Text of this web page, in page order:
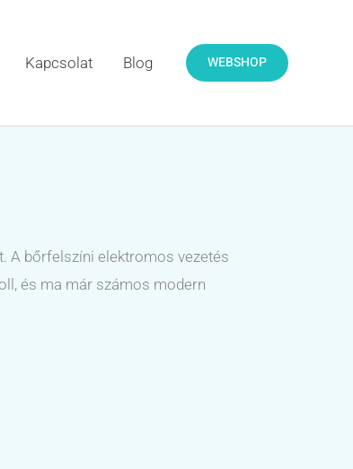
Kapcsolat Blog WEBSHOP
A bőrfelszíni elektromos vezetés
és ma már számos modern